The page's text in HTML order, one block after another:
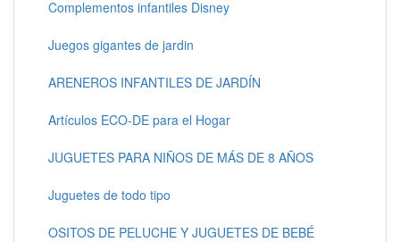
Complementos infantiles Disney
Juegos gigantes de jardin
ARENEROS INFANTILES DE JARDÍN
Artículos ECO-DE para el Hogar
JUGUETES PARA NIÑOS DE MÁS DE 8 AÑOS
Juguetes de todo tipo
OSITOS DE PELUCHE Y JUGUETES DE BEBÉ